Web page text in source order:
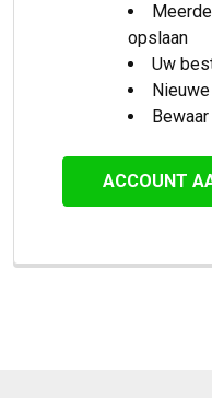
opslaan
Uw
ACCOUNT